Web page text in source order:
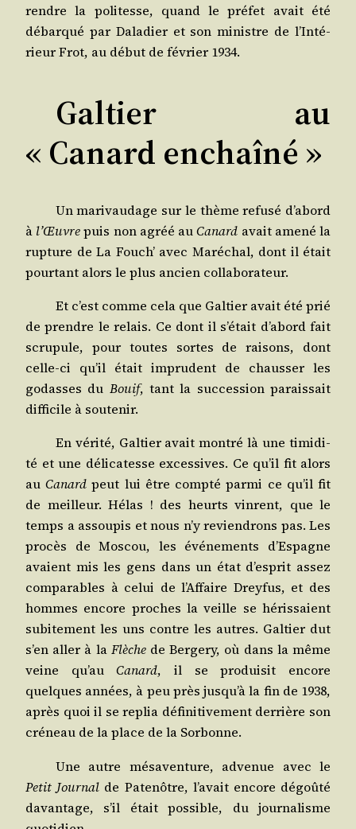
rendre la poli­tesse, quand le pré­fet avait été
débar­qué par Dala­dier et son ministre de l’In­té­
rieur Frot, au début de février 1934.
Galtier au
« Canard enchaîné »
Un mari­vau­dage sur le thème refu­sé d’a­bord
à l’Œuvrepuis non agréé auCanard avait ame­né la
rup­ture de La Fouch’ avec Maré­chal, dont il était
pour­tant alors le plus ancien collaborateur.
Et c’est comme cela que Gal­tier avait été prié
de prendre le relais. Ce dont il s’é­tait d’a­bord fait
scru­pule, pour toutes sortes de rai­sons, dont
celle-ci qu’il était impru­dent de chaus­ser les
godasses du Bouif, tant la suc­ces­sion parais­sait
dif­fi­cile à soutenir.
En véri­té, Gal­tier avait mon­tré là une timi­di­
té et une déli­ca­tesse exces­sives. Ce qu’il fit alors
auCanard peut lui être comp­té par­mi ce qu’il fit
de meilleur. Hélas ! des heurts vinrent, que le
temps a assou­pis et nous n’y revien­drons pas. Les
pro­cès de Mos­cou, les évé­ne­ments d’Es­pagne
avaient mis les gens dans un état d’es­prit assez
com­pa­rables à celui de l’Af­faire Drey­fus, et des
hommes encore proches la veille se héris­saient
subi­te­ment les uns contre les autres. Gal­tier dut
s’en aller à la Flèchede Ber­ge­ry, où dans la même
veine qu’auCanard, il se pro­dui­sit encore
quelques années, à peu près jus­qu’à la fin de 1938,
après quoi il se replia défi­ni­ti­ve­ment der­rière son
cré­neau de la place de la Sorbonne.
Une autre mésa­ven­ture, adve­nue avec le
Petit Jour­nal de Pate­nôtre, l’a­vait encore dégoû­té
davan­tage, s’il était pos­sible, du jour­na­lisme